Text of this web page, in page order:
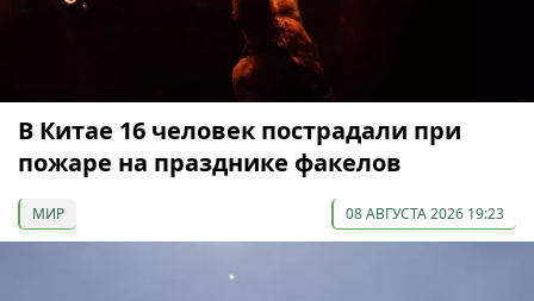
В Китае 16 человек пострадали при
пожаре на празднике факелов
МИР 08 АВГУСТА 2026 19:23